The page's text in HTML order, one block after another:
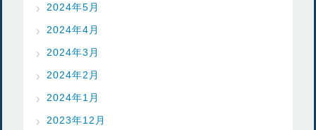
2024年5月
2024年4月
2024年3月
2024年2月
2024年1月
2023年12月